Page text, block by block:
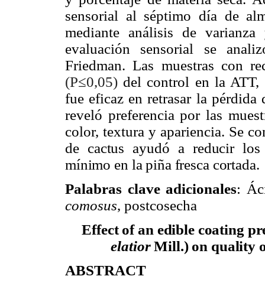
sensorial al séptimo día de
mediante análisis de
evaluación sensorial se
Friedman. Las muestras con
(P≤0,05) del control en la ATT,
fue eficaz en retrasar la
reveló preferencia por las
color, textura y apariencia. Se
de cactus ayudó a reducir los
mínimo en la piña fresca cortada.
Palabras clave adicionales:
comosus, postcosecha
Effect of an edible coating
elatiorMill.) on quality
ABSTRACT